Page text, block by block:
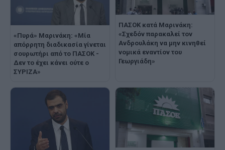
«Πυρά» Μαρινάκη: «Μία
απόρρητη διαδικασία γίνεται
σουρωτήρι από το ΠΑΣΟΚ -
Δεν το έχει κάνει ούτε ο
ΣΥΡΙΖΑ»
ΠΑΣΟΚ κατά Μαρινάκη:
«Σχεδόν παρακαλεί τον
Ανδρουλάκη να μην κινηθεί
νομικά εναντίον του
Γεωργιάδη»